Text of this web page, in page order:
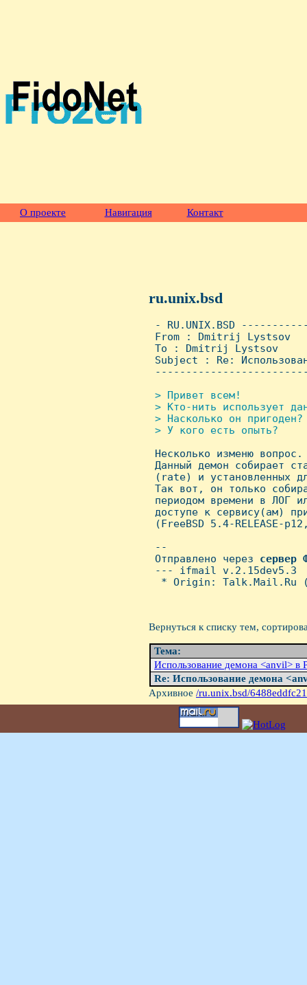
О проекте Навигация Контакт
ru.unix.bsd
- RU.UNIX.BSD
From : Dmitrij
To : Dmitrij Lystsov
Subject : Re:
> Привет всем!
> Кто-нить использует
> Hасколько он пригоден?
> У кого есть опыть?
Hесколько изменю вопрос.
Данный демон собирает
(rate) и установленных
Так вот, он только
периодом времени в ЛОГ
доступе к сервису(ам)
(FreeBSD 5.4-RELEASE-
--
Отправлено через сервер
--- ifmail v.2.15dev5.3
* Origin: Talk.Mail.Ru
Вернуться к списку тем,
Тема:
Использование демона <anvil> в
Re: Использование демона
Архивное /ru.unix.bsd/